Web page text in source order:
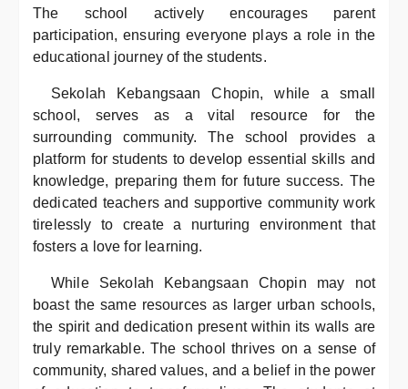
The school actively encourages parent
participation, ensuring everyone plays a role in the
educational journey of the students.
Sekolah Kebangsaan Chopin, while a small
school, serves as a vital resource for the
surrounding community. The school provides a
platform for students to develop essential skills and
knowledge, preparing them for future success. The
dedicated teachers and supportive community work
tirelessly to create a nurturing environment that
fosters a love for learning.
While Sekolah Kebangsaan Chopin may not
boast the same resources as larger urban schools,
the spirit and dedication present within its walls are
truly remarkable. The school thrives on a sense of
community, shared values, and a belief in the power